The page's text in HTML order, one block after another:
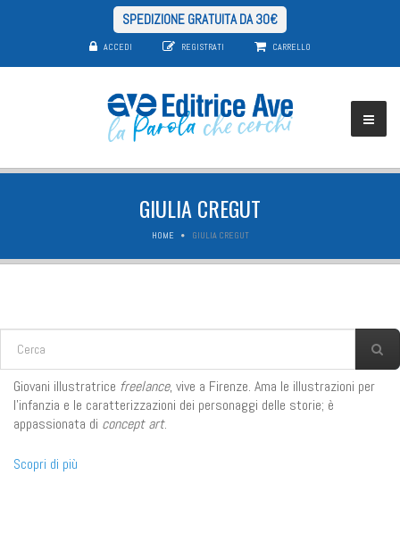
SPEDIZIONE GRATUITA DA 30€
ACCEDI REGISTRATI CARRELLO
GIULIA CREGUT
HOME GIULIA CREGUT
FORM DI RICERCA
Giovani illustratrice freelance, vive a Firenze. Ama le illustrazioni per
l'infanzia e le caratterizzazioni dei personaggi delle storie; è
appassionata di concept art.
Scopri di più